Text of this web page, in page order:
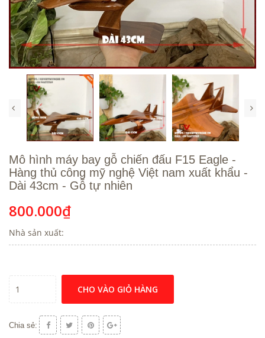
Mô hình máy bay gỗ chiến đấu F15 Eagle -
Hàng thủ công mỹ nghệ Việt nam xuất khẩu -
Dài 43cm - Gỗ tự nhiên
800.000₫
Nhà sản xuất:
CHO VÀO GIỎ HÀNG
Chia sẻ: